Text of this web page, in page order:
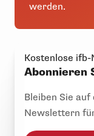
werden.
Kostenlose
Abonnieren
Bleiben Sie
Newslettern